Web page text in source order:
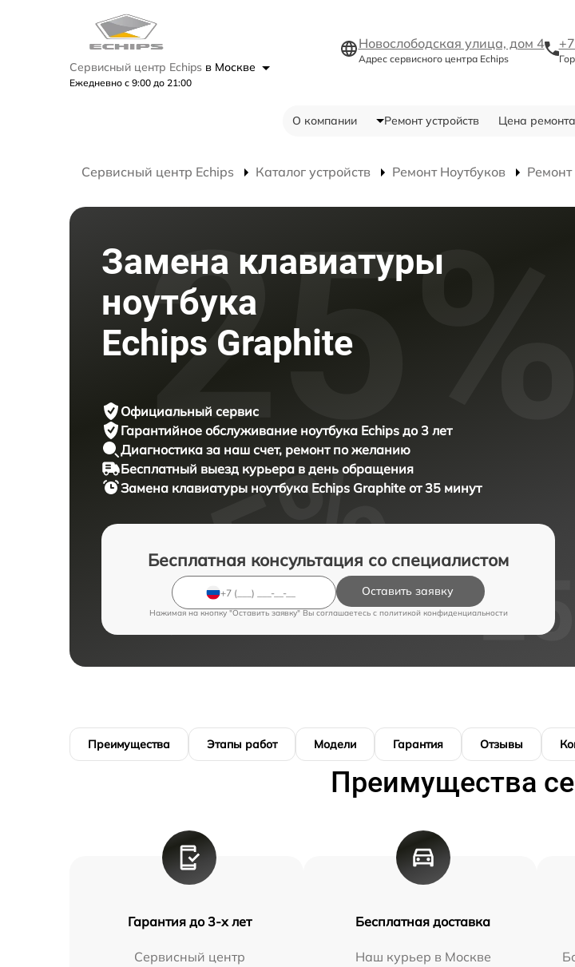
Сервисный центр Echips в Москве
Ежедневно с 9:00 до 21:00
Новослободская улица, дом 4
Адрес сервисного центра Echips
О компании Ремонт устройств Цена ремонта
Сервисный центр Echips Каталог устройств Ремонт Ноутбуков
Замена клавиатуры
ноутбука
Echips Graphite
Официальный сервис
Гарантийное обслуживание ноутбука Echips до 3 лет
Диагностика за наш счет, ремонт по желанию
Бесплатный выезд курьера в день обращения
Замена клавиатуры ноутбука Echips Graphite от 35 минут
Бесплатная консультация со специалистом
Оставить заявку
Нажимая на кнопку "Оставить заявку" Вы соглашаетесь c политикой конфиденциальности
Преимущества Этапы работ Модели Гарантия Отзывы
Преимущества
Гарантия до 3-х лет
Сервисный центр
Бесплатная доставка
Наш курьер в Москве